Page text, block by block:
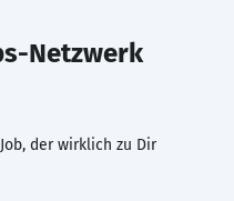
Netzwerk
der wirklich zu Dir